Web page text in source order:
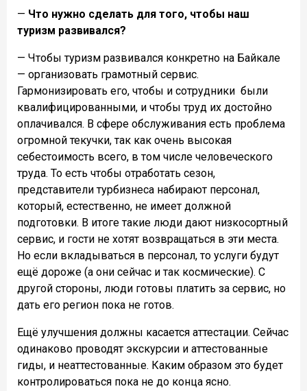
— Что нужно сделать для того, чтобы наш
туризм развивался?
— Чтобы туризм развивался конкретно на Байкале
— организовать грамотный сервис.
Гармонизировать его, чтобы и сотрудники были
квалифицированными, и чтобы труд их достойно
оплачивался. В сфере обслуживания есть проблема
огромной текучки, так как очень высокая
себестоимость всего, в том числе человеческого
труда. То есть чтобы отработать сезон,
представители турбизнеса набирают персонал,
который, естественно, не имеет должной
подготовки. В итоге такие люди дают низкосортный
сервис, и гости не хотят возвращаться в эти места.
Но если вкладываться в персонал, то услуги будут
ещё дороже (а они сейчас и так космические). С
другой стороны, люди готовы платить за сервис, но
дать его регион пока не готов.
Ещё улучшения должны касается аттестации. Сейчас
одинаково проводят экскурсии и аттестованные
гиды, и неаттестованные. Каким образом это будет
контролироваться пока не до конца ясно.